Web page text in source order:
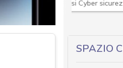
attualità e analisi Cyber
SPAZIO